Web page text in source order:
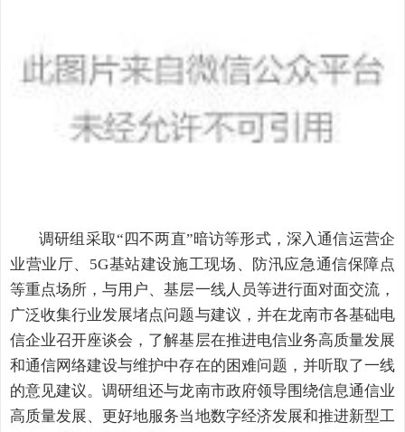
调研组 采取“四不两直”暗访等形式，深入通信运营企
业营业厅、5G基站建设施工现场、防汛应急通信保障点
等重点场所，与用户、基层一线人员等进行面对面交流，
广泛收集行业发展堵点问题与建议，并在龙南市各基础电
信企业召开座谈会，了解基层在推进电信业务高质量发展
和通信网络建设与维护中存在的困难问题，并听取了一线
的意见建议。调研组还与龙南市政府领导围绕信息通信业
高质量发展、更好地服务当地数字经济发展和推进新型工